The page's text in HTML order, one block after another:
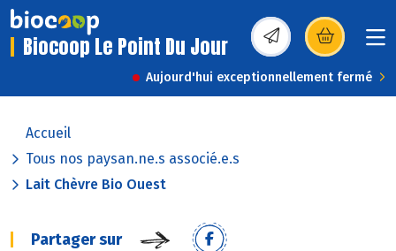
Biocoop Le Point Du Jour (s’ouvre dans une
Aujourd'hui exceptionnellement fermé
Accueil
Tous nos paysan.ne.s associé.e.s
Lait Chèvre Bio Ouest
Partager sur